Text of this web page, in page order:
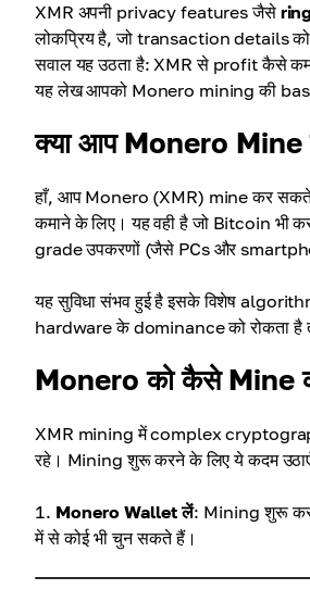
XMR अपनी privacy features जैसे
लोकप्रिय है, जो transaction details
सवाल यह उठता है: XMR से profit कैसे
यह लेख आपको Monero mining की
क्या आप Monero
हाँ, आप Monero (XMR) mine कर सकते
कमाने के लिए। यह वही है जो Bitcoin भी
grade उपकरणों (जैसे PCs और
यह सुविधा संभव हुई है इसके विशेष
hardware के dominance को रोकता है
Monero को कैसे Mine
XMR mining में complex
रहे। Mining शुरू करने के लिए ये कदम
Monero Wallet लें: Mining शुरू
में से कोई भी चुन सकते हैं।